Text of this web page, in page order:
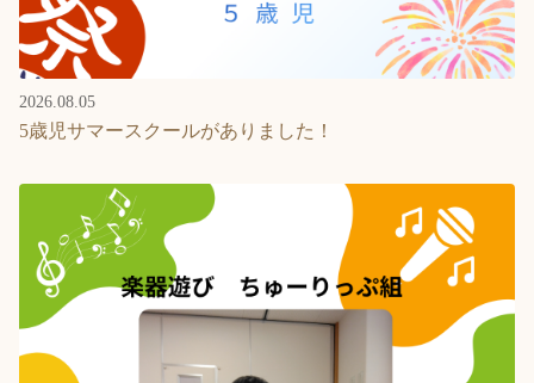
2026.08.05
5歳児サマースクールがありました！